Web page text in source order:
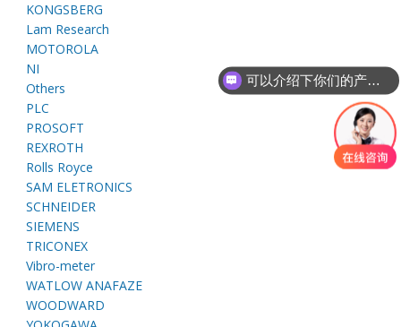
KONGSBERG
Lam Research
MOTOROLA
NI
Others
PLC
PROSOFT
REXROTH
Rolls Royce
SAM ELETRONICS
SCHNEIDER
SIEMENS
TRICONEX
Vibro-meter
WATLOW ANAFAZE
WOODWARD
可以介绍下你们的产品么